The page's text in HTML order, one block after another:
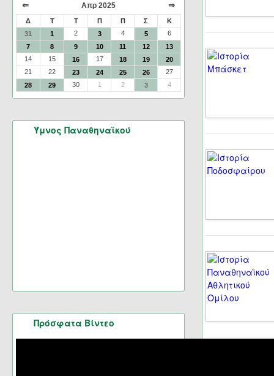
⇐ Απρ 2025 ⇒
Δ Τ Τ Π Π Σ
Κ
31
1 2 3 4 5
6
7
8 9 10 11 12
13
14
15 16 17 18 19
20
21
22 23 24 25 26
27
28
29 30 1 2 3 4
Ύμνος Παναθηναϊκού
Πρόσφατα Βίντεο